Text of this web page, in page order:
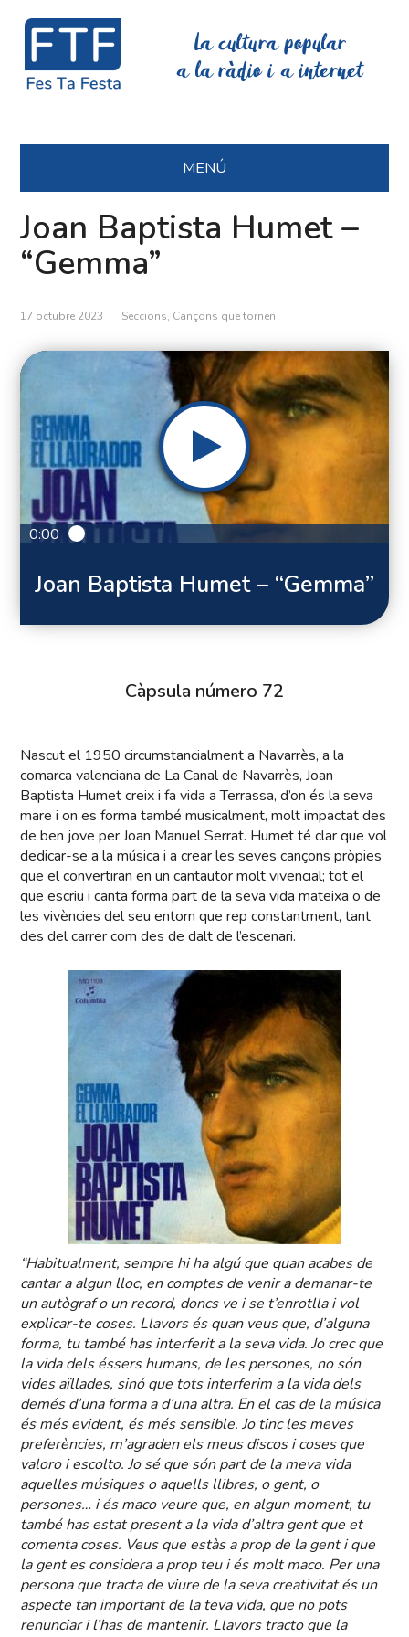
La cultura popular
a la ràdio i a internet
MENÚ
Joan Baptista Humet –
“Gemma”
17 octubre 2023 Seccions, Cançons que tornen
0:00
Joan Baptista Humet – “Gemma”
Càpsula número 72
Nascut el 1950 circumstancialment a Navarrès, a la
comarca valenciana de La Canal de Navarrès, Joan
Baptista Humet creix i fa vida a Terrassa, d’on és la seva
mare i on es forma també musicalment, molt impactat des
de ben jove per Joan Manuel Serrat. Humet té clar que vol
dedicar-se a la música i a crear les seves cançons pròpies
que el convertiran en un cantautor molt vivencial; tot el
que escriu i canta forma part de la seva vida mateixa o de
les vivències del seu entorn que rep constantment, tant
des del carrer com des de dalt de l’escenari.
“Habitualment, sempre hi ha algú que quan acabes de
cantar a algun lloc, en comptes de venir a demanar-te
un autògraf o un record, doncs ve i se t’enrotlla i vol
explicar-te coses. Llavors és quan veus que, d’alguna
forma, tu també has interferit a la seva vida. Jo crec que
la vida dels éssers humans, de les persones, no són
vides aïllades, sinó que tots interferim a la vida dels
demés d’una forma a d’una altra. En el cas de la música
és més evident, és més sensible. Jo tinc les meves
preferències, m’agraden els meus discos i coses que
valoro i escolto. Jo sé que són part de la meva vida
aquelles músiques o aquells llibres, o gent, o
persones… i és maco veure que, en algun moment, tu
també has estat present a la vida d’altra gent que et
comenta coses. Veus que estàs a prop de la gent i que
la gent es considera a prop teu i és molt maco. Per una
persona que tracta de viure de la seva creativitat és un
aspecte tan important de la teva vida, que no pots
renunciar i l’has de mantenir. Llavors tracto que la